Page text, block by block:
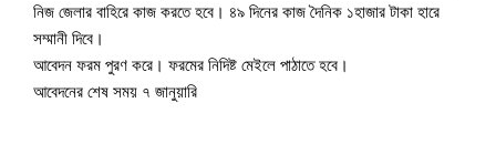
নিজ জেলার বাহিরে কাজ করতে হবে। ৪৯ দিনের কাজ দৈনিক ১হাজার টাকা হারে
সম্মানী দিবে।
আবেদন ফরম পুরণ করে। ফরমের নিদিষ্ট মেইলে পাঠাতে হবে।
আবেদনের শেষ সময় ৭ জানুয়ারি